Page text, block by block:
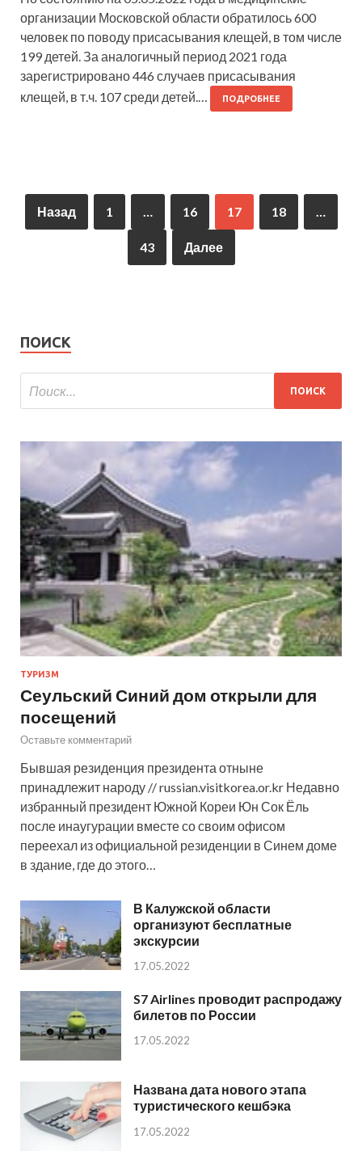
организации Московской области обратилось 600
человек по поводу присасывания клещей, в том числе
199 детей. За аналогичный период 2021 года
зарегистрировано 446 случаев присасывания
клещей, в т.ч. 107 среди детей.…
ПОДРОБНЕЕ
Назад 1 … 16 17 18 …
43 Далее
ПОИСК
ТУРИЗМ
Сеульский Синий дом открыли для
посещений
Оставьте комментарий
Бывшая резиденция президента отныне
принадлежит народу // russian.visitkorea.or.kr Недавно
избранный президент Южной Кореи Юн Сок Ёль
после инаугурации вместе со своим офисом
переехал из официальной резиденции в Синем доме
в здание, где до этого…
В Калужской области
организуют бесплатные
экскурсии
17.05.2022
S7 Airlines проводит распродажу
билетов по России
17.05.2022
Названа дата нового этапа
туристического кешбэка
17.05.2022